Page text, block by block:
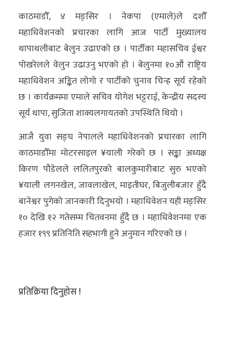
अन्तरर्वार्ता
विचार/
ब्लग
खेलकुद
रोचक
अन्य
क्लिक
खबर
विशेष
राशिफल
फोटो
ग्यालरी
काठमाडौँ, ४ मङ्सिर । नेकपा (एमाले)ले दशौँ
महाधिवेशनको प्रचारका लागि आज पार्टी मुख्यालय
थापाथलीबाट बेलुन उढाएको छ । पार्टीका महासचिव ईश्वर
पोखरेलले वेलुन उढाउनु भएको हो । बेलुनमा १०औं राष्ट्रिय
महाधिवेशन अङ्कित लोगो र पार्टीको चुनाव चिन्ह सूर्य रहेको
छ । कार्यक्रममा एमाले सचिव योगेश भट्टराई, केन्द्रीय सदस्य
सूर्य थापा, सुजिता शाक्यलगायतको उपस्थिति थियो ।
आजै युवा सङ्घ नेपालले महाधिवेशनको प्रचारका लागि
काठमाडौँमा मोटरसाइल ¥याली गरेको छ । सङ्का अध्यक्ष
किरण पौडेलले ललितपुरको बालकुमारीबाट सुरु भएको
¥याली लगनखेल, जावलाखेल, माइतीघर, बिजुलीबजार हुँदै
बानेश्वर पुगेको जानकारी दिनुभयो । महाधिवेशन यही मङ्सिर
१० देखि १२ गतेसम्म चितवनमा हुँदै छ । महाधिवेशनमा एक
हजार १९९ प्रतिनिति सहभागी हुने अनुमान गरिएको छ ।
प्रतिक्रिया दिनुहोस !